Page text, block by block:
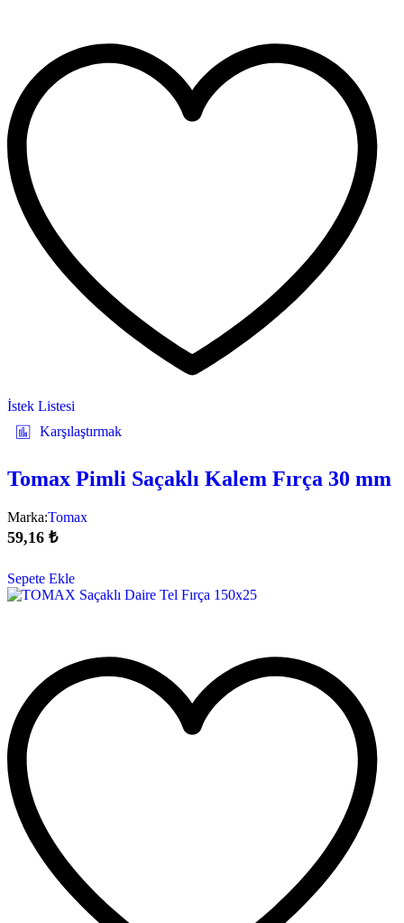
İstek Listesi
Karşılaştırmak
Tomax Pimli Saçaklı Kalem Fırça 30 mm
Marka:Tomax
59,16 ₺
Sepete Ekle